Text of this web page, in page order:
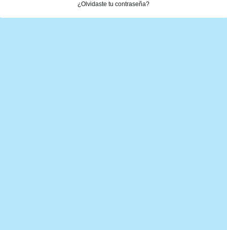
¿Olvidaste tu contraseña?